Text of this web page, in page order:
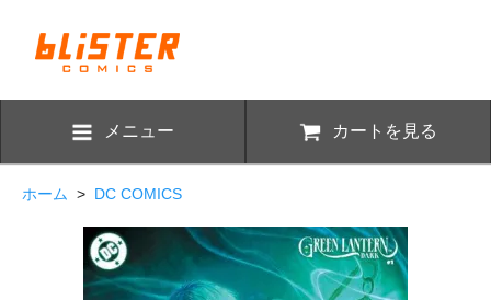
メニュー カートを見る
ホーム > DC COMICS